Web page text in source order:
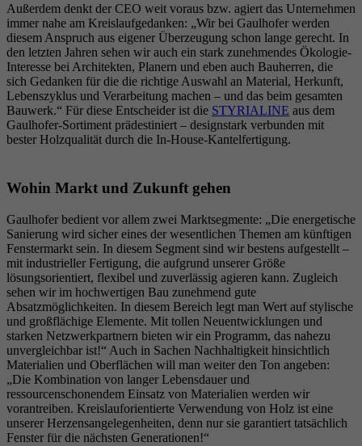
Außerdem denkt der CEO weit voraus bzw. agiert das Unternehmen
immer nahe am Kreislaufgedanken: „Wir bei Gaulhofer werden
diesem Anspruch aus eigener Überzeugung schon lange gerecht. In
den letzten Jahren sehen wir auch ein stark zunehmendes Ökologie-
Interesse bei Architekten, Planern und eben auch Bauherren, die
sich Gedanken für die die richtige Auswahl an Material, Herkunft,
Lebenszyklus und Verarbeitung machen – und das beim gesamten
Bauwerk.“ Für diese Entscheider ist die STYRIALINE aus dem
Gaulhofer-Sortiment prädestiniert – designstark verbunden mit
bester Holzqualität durch die In-House-Kantelfertigung.
Wohin Markt und Zukunft gehen
Gaulhofer bedient vor allem zwei Marktsegmente: „Die energetische
Sanierung wird sicher eines der wesentlichen Themen am künftigen
Fenstermarkt sein. In diesem Segment sind wir bestens aufgestellt –
mit industrieller Fertigung, die aufgrund unserer Größe
lösungsorientiert, flexibel und zuverlässig agieren kann. Zugleich
sehen wir im hochwertigen Bau zunehmend gute
Absatzmöglichkeiten. In diesem Bereich legt man Wert auf stylische
und großflächige Elemente. Mit tollen Neuentwicklungen und
starken Netzwerkpartnern bieten wir ein Programm, das nahezu
unvergleichbar ist!“ Auch in Sachen Nachhaltigkeit hinsichtlich
Materialien und Oberflächen will man weiter den Ton angeben:
„Die Kombination von langer Lebensdauer und
ressourcenschonendem Einsatz von Materialien werden wir
vorantreiben. Kreislauforientierte Verwendung von Holz ist eine
unserer Herzensangelegenheiten, denn nur sie garantiert tatsächlich
Fenster für die nächsten Generationen!“